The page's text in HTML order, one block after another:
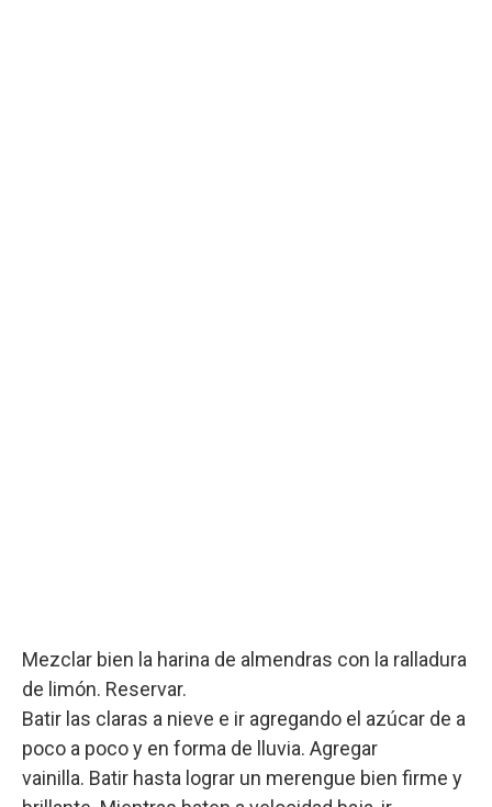
Mezclar bien la harina de almendras con la ralladura
de limón. Reservar.
Batir las claras a nieve e ir agregando el azúcar de a
poco a poco y en forma de lluvia. Agregar
vainilla. Batir hasta lograr un merengue bien firme y